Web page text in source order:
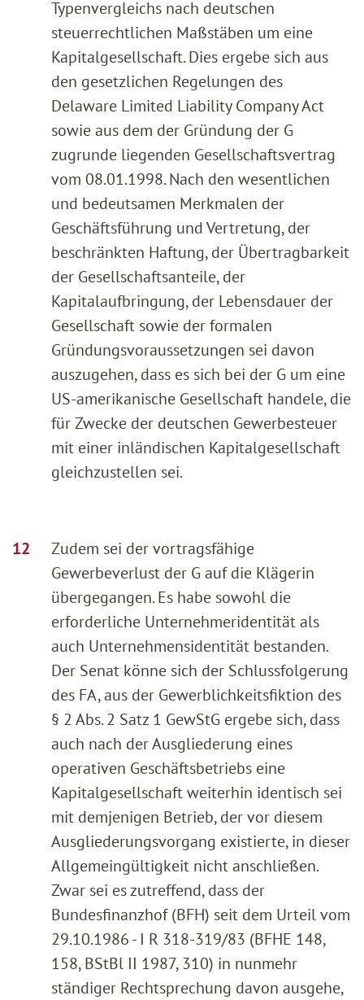
Typenvergleichs nach deutschen
steuerrechtlichen Maßstäben um eine
Kapitalgesellschaft. Dies ergebe sich aus
den gesetzlichen Regelungen des
Delaware Limited Liability Company Act
sowie aus dem der Gründung der G
zugrunde liegenden Gesellschaftsvertrag
vom 08.01.1998. Nach den wesentlichen
und bedeutsamen Merkmalen der
Geschäftsführung und Vertretung, der
beschränkten Haftung, der Übertragbarkeit
der Gesellschaftsanteile, der
Kapitalaufbringung, der Lebensdauer der
Gesellschaft sowie der formalen
Gründungsvoraussetzungen sei davon
auszugehen, dass es sich bei der G um eine
US-amerikanische Gesellschaft handele, die
für Zwecke der deutschen Gewerbesteuer
mit einer inländischen Kapitalgesellschaft
gleichzustellen sei.
Zudem sei der vortragsfähige
Gewerbeverlust der G auf die Klägerin
übergegangen. Es habe sowohl die
erforderliche Unternehmeridentität als
auch Unternehmensidentität bestanden.
Der Senat könne sich der Schlussfolgerung
des FA, aus der Gewerblichkeitsfiktion des
§ 2 Abs. 2 Satz 1 GewStG ergebe sich, dass
auch nach der Ausgliederung eines
operativen Geschäftsbetriebs eine
Kapitalgesellschaft weiterhin identisch sei
mit demjenigen Betrieb, der vor diesem
Ausgliederungsvorgang existierte, in dieser
Allgemeingültigkeit nicht anschließen.
Zwar sei es zutreffend, dass der
Bundesfinanzhof (BFH) seit dem Urteil vom
29.10.1986 - I R 318-319/83 (BFHE 148,
158, BStBl II 1987, 310) in nunmehr
ständiger Rechtsprechung davon ausgehe,